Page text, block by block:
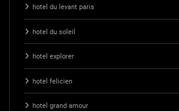
hotel du levant paris
hotel du soleil
hotel explorer
hotel felicien
hotel grand amour